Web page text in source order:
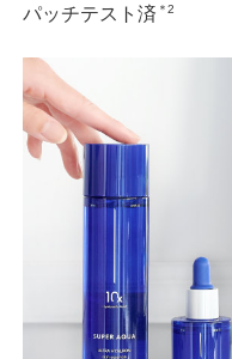
パッチテスト済 ＊2